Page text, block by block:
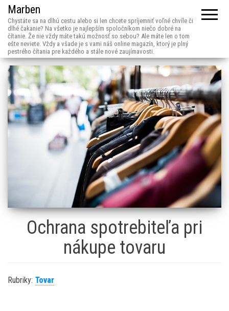
Marben
Chystáte sa na dlhú cestu alebo si len chcete spríjemniť voľné chvíle či
dlhé čakanie? Na všetko je najlepším spoločníkom niečo dobré na
čítanie. Že nie vždy máte takú možnosť so sebou? Ale máte len o tom
ešte neviete. Vždy a všade je s vami náš online magazín, ktorý je plný
pestrého čítania pre každého a stále nové zaujímavosti.
Ochrana spotrebiteľa pri
nákupe tovaru
Rubriky: Tovar